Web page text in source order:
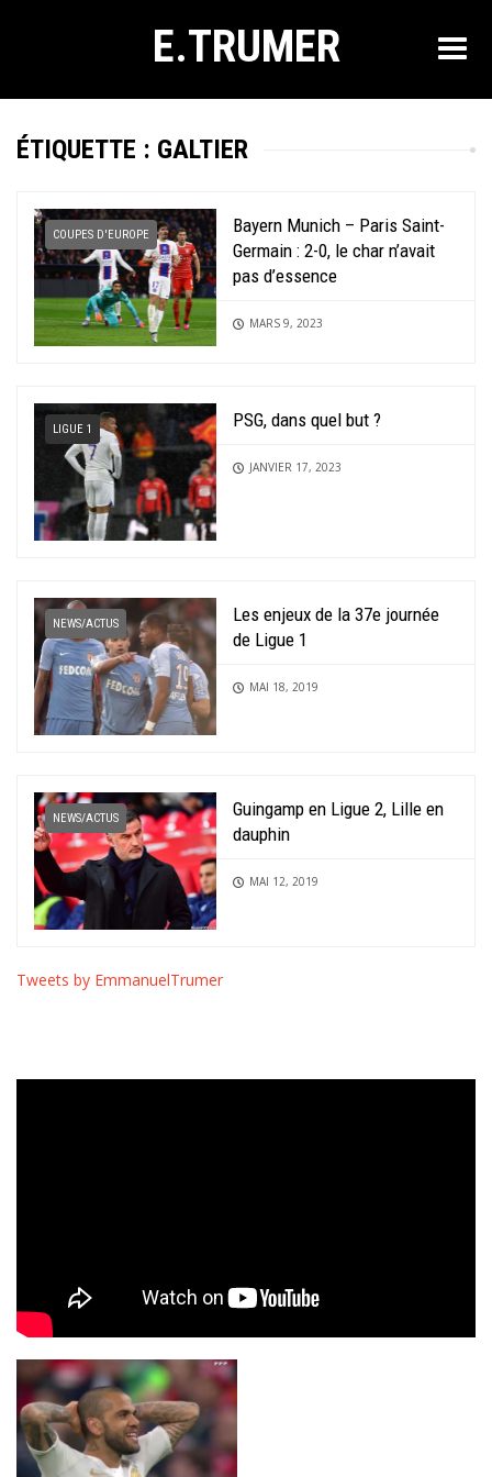
E.TRUMER
ÉTIQUETTE : GALTIER
COUPES D'EUROPE
Bayern Munich – Paris Saint-
Germain : 2-0, le char n’avait
pas d’essence
MARS 9, 2023
LIGUE 1 PSG, dans quel but ?
JANVIER 17, 2023
NEWS/ACTUS
Les enjeux de la 37e journée
de Ligue 1
MAI 18, 2019
NEWS/ACTUS
Guingamp en Ligue 2, Lille en
dauphin
MAI 12, 2019
Tweets by EmmanuelTrumer